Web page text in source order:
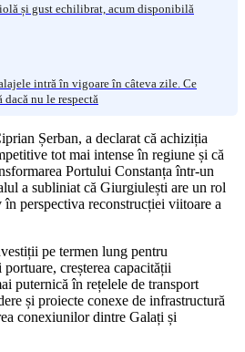
și gust echilibrat, acum disponibilă
intră în vigoare în câteva zile. Ce
nu le respectă
Șerban, a declarat că achiziția
tot mai intense în regiune și că
Portului Constanța într-un
a subliniat că Giurgiulești are un rol
perspectiva reconstrucției viitoare a
pe termen lung pentru
creșterea capacității
puternică în rețelele de transport
și proiecte conexe de infrastructură
conexiunilor dintre Galați și